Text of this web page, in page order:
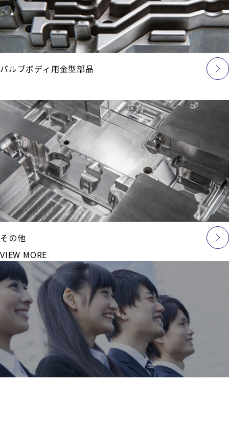
バルブボディ用金型部品
その他
VIEW MORE